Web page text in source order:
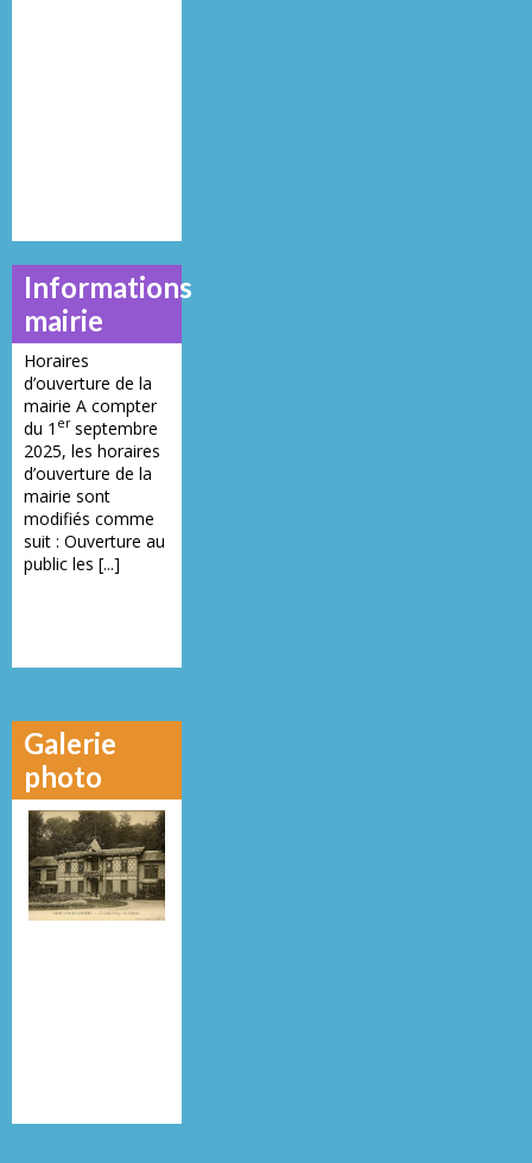
Informations
mairie
Horaires
d’ouverture de la
mairie A compter
du 1 erseptembre
2025, les horaires
d’ouverture de la
mairie sont
modifiés comme
suit : Ouverture au
public les [...]
Galerie
photo